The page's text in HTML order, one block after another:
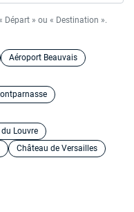
Départ » ou « Destination ».
Aéroport Beauvais
du Louvre
Château de Versailles